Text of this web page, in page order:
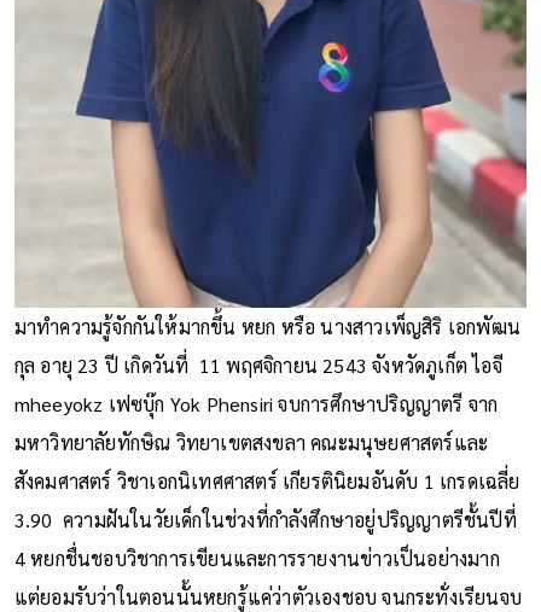
มาทำความรู้จักกันให้มากขึ้น หยก หรือ นางสาวเพ็ญสิริ เอกพัฒน
กุล อายุ 23 ปี เกิดวันที่ 11 พฤศจิกายน 2543 จังหวัดภูเก็ต ไอจี
mheeyokz เฟซบุ๊ก Yok Phensiri จบการศึกษาปริญญาตรี จาก
มหาวิทยาลัยทักษิณ วิทยาเขตสงขลา คณะมนุษยศาสตร์และ
สังคมศาสตร์ วิชาเอกนิเทศศาสตร์ เกียรตินิยมอันดับ 1 เกรดเฉลี่ย
3.90 ความฝันในวัยเด็กในช่วงที่กำลังศึกษาอยู่ปริญญาตรีชั้นปีที่
4 หยกชื่นชอบวิชาการเขียนและการรายงานข่าวเป็นอย่างมาก
แต่ยอมรับว่าในตอนนั้นหยกรู้แค่ว่าตัวเองชอบ จนกระทั่งเรียนจบ